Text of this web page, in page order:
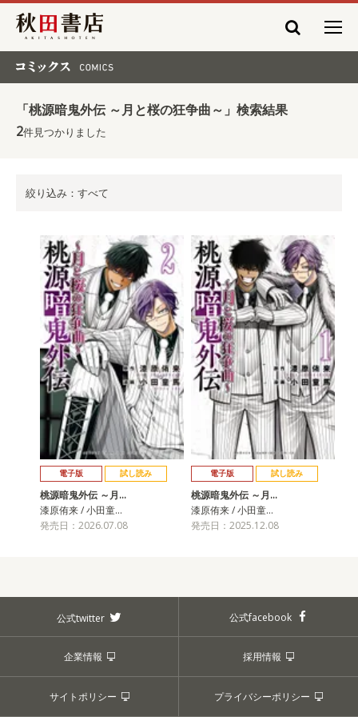
秋田書店
「桃源暗鬼外伝 ～月と桜の狂争曲～」検索結果
2件見つかりました
絞り込み：すべて
電子版 試し読み
桃源暗鬼外伝 ～月…
漆原侑来 / 小田童…
発売日：2026.07.08
電子版 試し読み
桃源暗鬼外伝 ～月…
漆原侑来 / 小田童…
発売日：2025.12.08
公式twitter 公式facebook
企業情報 採用情報
サイトポリシー プライバシーポリシー